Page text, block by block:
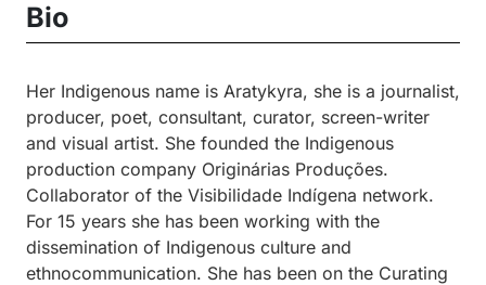
Bio
Her Indigenous name is Aratykyra, she is a journalist,
producer, poet, consultant, curator, screen-writer
and visual artist. She founded the Indigenous
production company Originárias Produções.
Collaborator of the Visibilidade Indígena network.
For 15 years she has been working with the
dissemination of Indigenous culture and
ethnocommunication. She has been on the Curating